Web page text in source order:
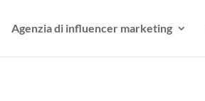
Agenzia di influencer marketing